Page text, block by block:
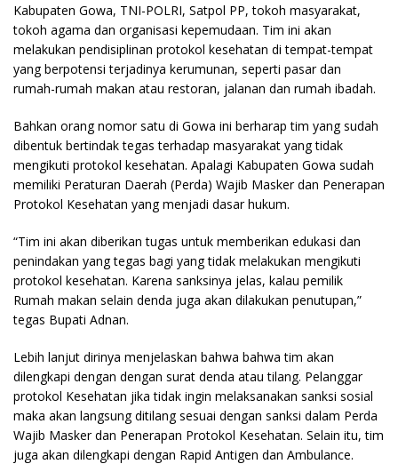
Kabupaten Gowa, TNI-POLRI, Satpol PP, tokoh masyarakat,
tokoh agama dan organisasi kepemudaan. Tim ini akan
melakukan pendisiplinan protokol kesehatan di tempat-tempat
yang berpotensi terjadinya kerumunan, seperti pasar dan
rumah-rumah makan atau restoran, jalanan dan rumah ibadah.
Bahkan orang nomor satu di Gowa ini berharap tim yang sudah
dibentuk bertindak tegas terhadap masyarakat yang tidak
mengikuti protokol kesehatan. Apalagi Kabupaten Gowa sudah
memiliki Peraturan Daerah (Perda) Wajib Masker dan Penerapan
Protokol Kesehatan yang menjadi dasar hukum.
“Tim ini akan diberikan tugas untuk memberikan edukasi dan
penindakan yang tegas bagi yang tidak melakukan mengikuti
protokol kesehatan. Karena sanksinya jelas, kalau pemilik
Rumah makan selain denda juga akan dilakukan penutupan,”
tegas Bupati Adnan.
Lebih lanjut dirinya menjelaskan bahwa bahwa tim akan
dilengkapi dengan dengan surat denda atau tilang. Pelanggar
protokol Kesehatan jika tidak ingin melaksanakan sanksi sosial
maka akan langsung ditilang sesuai dengan sanksi dalam Perda
Wajib Masker dan Penerapan Protokol Kesehatan. Selain itu, tim
juga akan dilengkapi dengan Rapid Antigen dan Ambulance.